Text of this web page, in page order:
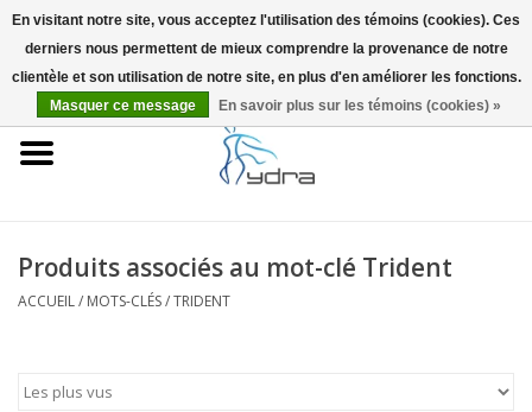
EUR
Accueil
Accessoires
Produits associés au mot-clé Trident
ACCUEIL/ MOTS-CLÉS/TRIDENT
En visitant notre site, vous acceptez l'utilisation des témoins (cookies). Ces
derniers nous permettent de mieux comprendre la provenance de notre
clientèle et son utilisation de notre site, en plus d'en améliorer les fonctions.
Masquer ce message
En savoir plus sur les témoins (cookies) »